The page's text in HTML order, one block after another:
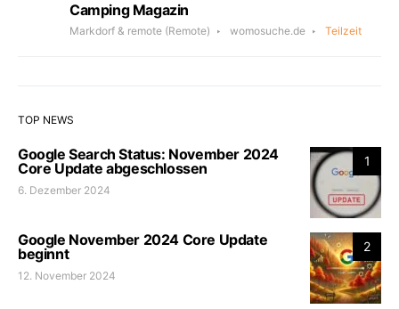
Camping Magazin
Markdorf & remote (Remote) womosuche.de Teilzeit
TOP NEWS
1
Google Search Status: November 2024
Core Update abgeschlossen
6. Dezember 2024
2
Google November 2024 Core Update
beginnt
12. November 2024